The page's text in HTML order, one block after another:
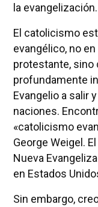
la evangelización.
El catolicismo
evangélico, no
protestante, sino
profundamente
Evangelio a salir
naciones.
«catolicismo
George Weigel.
Nueva
en Estados
Sin embargo,